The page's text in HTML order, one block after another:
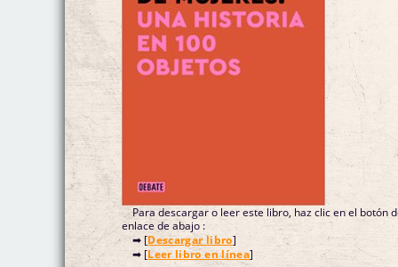
Para descargar o leer este libro, haz clic en el botón
enlace de abajo :
➡ [Descargar libro]
➡ [Leer libro en línea]